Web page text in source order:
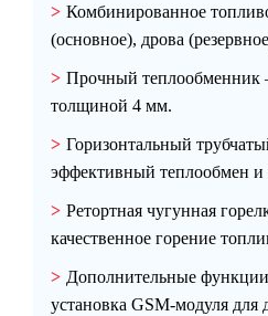
Комбинированное
(основное), дрова
Прочный теплообменник
толщиной 4 мм.
Горизонтальный
эффективный теплообмен и
Ретортная чугунная
качественное горение
Дополнительные функции
установка GSM-модуля для